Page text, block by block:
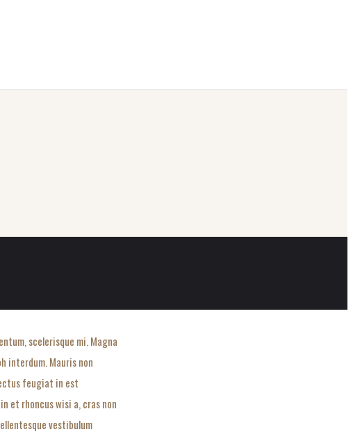
scelerisque mi. Magna
interdum. Mauris non
feugiat in est
et rhoncus wisi a, cras non
vestibulum